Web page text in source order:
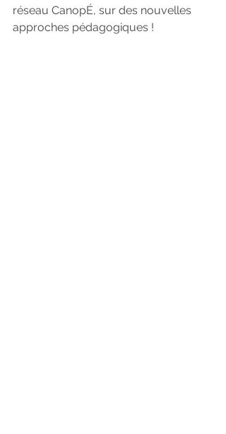
réseau CanopÉ, sur des nouvelles
approches pédagogiques !